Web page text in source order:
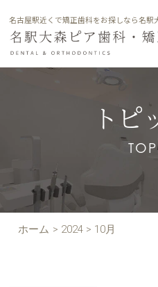
名古屋駅近くで矯正歯科をお探しなら名駅
トピ
ホーム > 2024 > 10月